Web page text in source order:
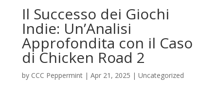
Il Successo dei Giochi
Indie: Un’Analisi
Approfondita con il Caso
di Chicken Road 2
by CCC Peppermint| Apr 21, 2025 | Uncategorized